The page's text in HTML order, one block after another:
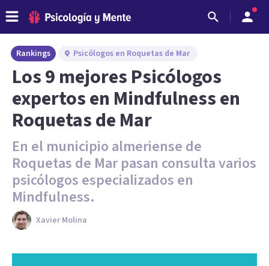
Rankings Psicólogos en Roquetas de Mar
Los 9 mejores Psicólogos
expertos en Mindfulness en
Roquetas de Mar
En el municipio almeriense de
Roquetas de Mar pasan consulta varios
psicólogos especializados en
Mindfulness.
Xavier Molina